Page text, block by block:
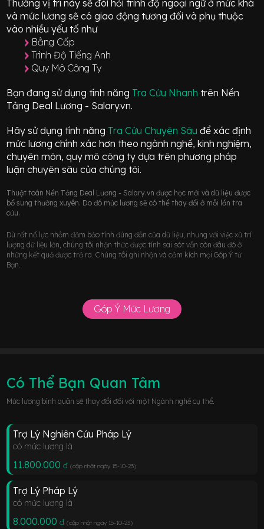
Thường vị trí này sẽ đòi hỏi trình độ ngoại ngữ ở mức khá
và mức lương sẽ có giao động tương đối và phụ thuộc
vào nhiều yếu tố như
Bằng Cấp
Trình Độ Tiếng Anh
Quy Mô Công Ty
Bạn đang sử dụng tính năng Tra Cứu Nhanh trên Nền
Tảng Deal Lương - Salary.vn.
Hãy sử dụng tính năng Tra Cứu Chuyên Sâuđể xác định
mức lương chính xác hơn theo ngành nghề, kinh nghiệm,
chuyên môn, quy mô công ty dựa trên phương pháp
luận chuyên sâu của chúng tôi.
Thuật toán Nền Tảng Deal Lương - Salary.vn được học mới và dữ liệu được
bổ sung thường xuyên. Do đó mức lương sẽ có thể thay đổi ở mỗi lần tra
cứu.
Dù rất nổ lực nhằm đảm bảo tính đúng đắn của dữ liệu, nhưng với việc xử trí
lượng dữ liệu lớn, chúng tôi nhận thức được tính sai sót vẫn còn đâu đó ở
những kết quả được trả ra. Chúng tôi ghi nhận và cảm kích mọi Góp Ý từ
Bạn.
Góp Ý Mức Lương
Có Thể Bạn Quan Tâm
Mức lương bình quân sẽ thay đổi đối với một Ngành nghề cụ thể.
Trợ Lý Nghiên Cứu Pháp Lý
có mức lương là
11.800.000 đ (cập nhật ngày 15-10-23)
Trợ Lý Pháp Lý
có mức lương là
8.000.000 đ (cập nhật ngày 15-10-23)